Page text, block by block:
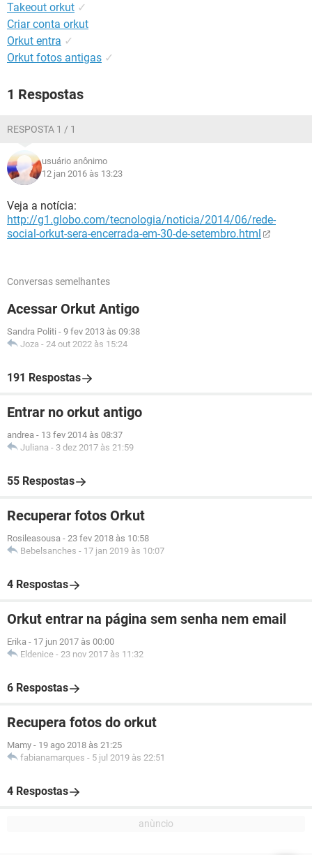
Takeout orkut ✓
Criar conta orkut
Orkut entra ✓
Orkut fotos antigas ✓
1 Respostas
RESPOSTA 1 / 1
usuário anônimo
12 jan 2016 às 13:23
Veja a notícia:
http://g1.globo.com/tecnologia/noticia/2014/06/rede-
social-orkut-sera-encerrada-em-30-de-setembro.html
Conversas semelhantes
Acessar Orkut Antigo
Sandra Politi - 9 fev 2013 às 09:38
Joza - 24 out 2022 às 15:24
191 Respostas
Entrar no orkut antigo
andrea - 13 fev 2014 às 08:37
Juliana - 3 dez 2017 às 21:59
55 Respostas
Recuperar fotos Orkut
Rosileasousa - 23 fev 2018 às 10:58
Bebelsanches - 17 jan 2019 às 10:07
4 Respostas
Orkut entrar na página sem senha nem email
Erika - 17 jun 2017 às 00:00
Eldenice - 23 nov 2017 às 11:32
6 Respostas
Recupera fotos do orkut
Mamy - 19 ago 2018 às 21:25
fabianamarques - 5 jul 2019 às 22:51
4 Respostas